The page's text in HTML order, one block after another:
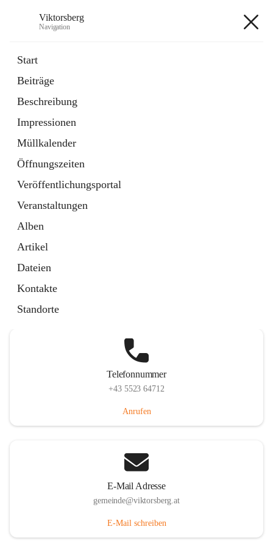
Viktorsberg
Navigation
Start
Beiträge
Beschreibung
Impressionen
Müllkalender
Öffnungszeiten
Veröffentlichungsportal
Veranstaltungen
Alben
Artikel
Dateien
Kontakte
Standorte
1 Schnellzugriff
Bürgerservice
10 Schnellzugriffe
Telefonnummer
+43 5523 64712
Anrufen
E-Mail Adresse
gemeinde@viktorsberg.at
E-Mail schreiben